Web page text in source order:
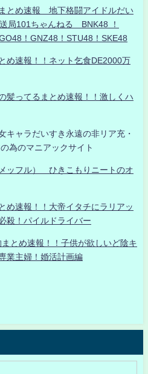
とめ速報 地下格闘アイドルだい
局101ちゃんねる BNK48 ！
！GNZ48！STU48！SKE48
め速報！！ネット乞食DE2000万
髪ってるまとめ速報！！激しくハ
キャラだいすき永遠の非リア充・
為のマニアックサイト
ッフル） ひきこもりニートのオ
め速報！！大帝イタチにラリアッ
殺！パイルドライバー
とめ速報！！子供が欲しいど陰キ
業主婦！婚活計画編